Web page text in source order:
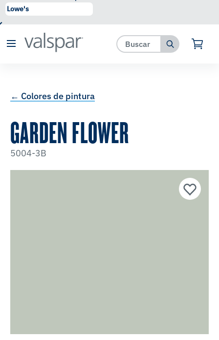
se ha agregado a favoritos.
← Colores de pintura
GARDEN FLOWER
5004-3B